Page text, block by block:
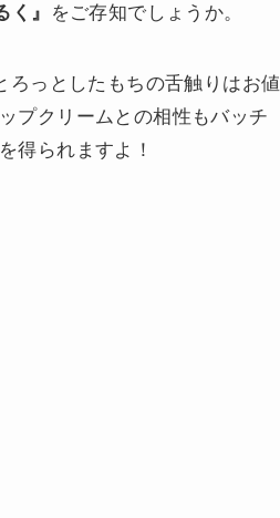
く』 をご存知でしょうか。
ろっとしたもちの舌触りはお値
プクリームとの相性もバッチ
得られますよ！